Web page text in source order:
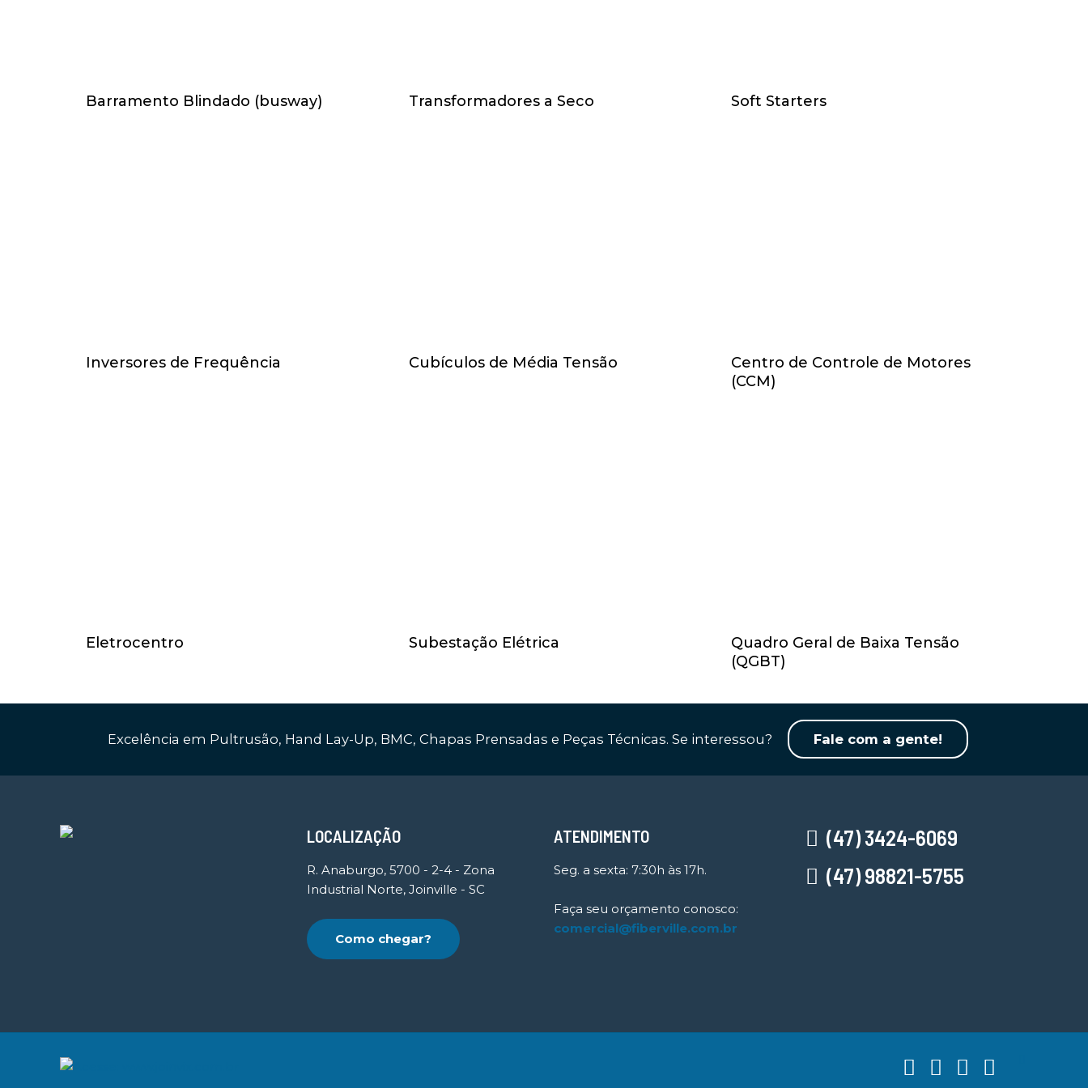
Barramento Blindado (busway) Transformadores a Seco Soft Starters
Inversores de Frequência Cubículos de Média Tensão
Centro de Controle de Motores
(CCM)
Eletrocentro Subestação Elétrica
Quadro Geral de Baixa Tensão
(QGBT)
Excelência em Pultrusão, Hand Lay-Up, BMC, Chapas Prensadas e Peças Técnicas. Se interessou? Fale com a gente!
LOCALIZAÇÃO
R. Anaburgo, 5700 - 2-4 - Zona
Industrial Norte, Joinville - SC
Como chegar?
ATENDIMENTO
Seg. a sexta: 7:30h às 17h.
Faça seu orçamento conosco:
comercial@fiberville.com.br
(47) 3424-6069
(47) 98821-5755